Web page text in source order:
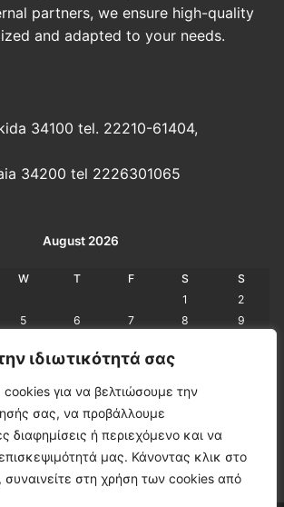
ιδιωτικότητά σας
cookies για να βελτιώσουμε την
σας, να προβάλλουμε
διαφημίσεις ή περιεχόμενο και να
μας. Κάνοντας κλικ στο
στη χρήση των cookies από
partners, we ensure high-quality
and adapted to your needs.
34100 tel. 22210-61404,
34200 tel 2226301065
August 2026
W T F S
S
1
2
5 6 7 8
9
19 20 21
26 28